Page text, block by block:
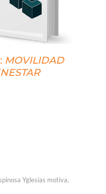
MOVILIDAD
Yglesias motiva,